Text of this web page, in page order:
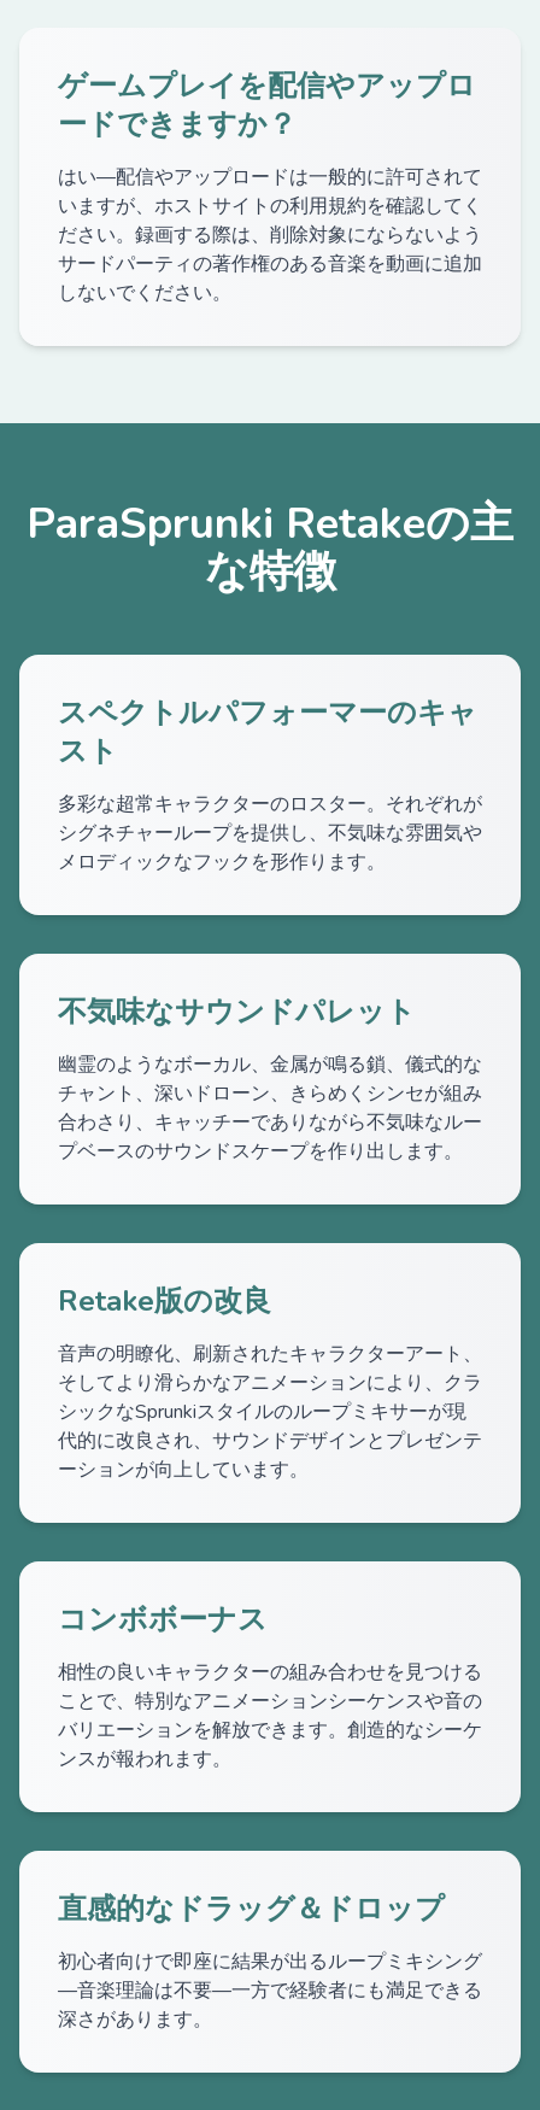
ゲームプレイを配信やアップロ
ードできますか？
はい—配信やアップロードは一般的に許可されて
いますが、ホストサイトの利用規約を確認してく
ださい。録画する際は、削除対象にならないよう
サードパーティの著作権のある音楽を動画に追加
しないでください。
ParaSprunki Retakeの主
な特徴
スペクトルパフォーマーのキャ
スト
多彩な超常キャラクターのロスター。それぞれが
シグネチャーループを提供し、不気味な雰囲気や
メロディックなフックを形作ります。
不気味なサウンドパレット
幽霊のようなボーカル、金属が鳴る鎖、儀式的な
チャント、深いドローン、きらめくシンセが組み
合わさり、キャッチーでありながら不気味なルー
プベースのサウンドスケープを作り出します。
Retake版の改良
音声の明瞭化、刷新されたキャラクターアート、
そしてより滑らかなアニメーションにより、クラ
シックなSprunkiスタイルのループミキサーが現
代的に改良され、サウンドデザインとプレゼンテ
ーションが向上しています。
コンボボーナス
相性の良いキャラクターの組み合わせを見つける
ことで、特別なアニメーションシーケンスや音の
バリエーションを解放できます。創造的なシーケ
ンスが報われます。
直感的なドラッグ＆ドロップ
初心者向けで即座に結果が出るループミキシング
—音楽理論は不要—一方で経験者にも満足できる
深さがあります。